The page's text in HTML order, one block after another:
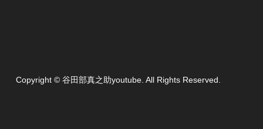
Copyright © 谷田部真之助youtube. All Rights Reserved.